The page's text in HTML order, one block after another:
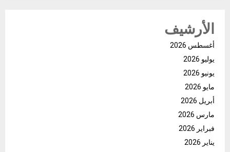
الأرشيف
أغسطس 2026
يوليو 2026
يونيو 2026
مايو 2026
أبريل 2026
مارس 2026
فبراير 2026
يناير 2026